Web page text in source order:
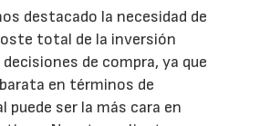
destacado la necesidad de
total de la inversión
de compra, ya que
en términos de
puede ser la más cara en